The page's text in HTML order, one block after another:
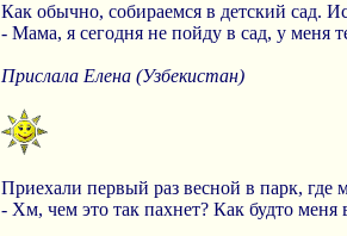
Как обычно, собираемся в детский сад.
- Мама, я сегодня не пойду в сад, у меня
Прислала Елена (Узбекистан)
Приехали первый раз весной в парк, где
- Хм, чем это так пахнет? Как будто меня